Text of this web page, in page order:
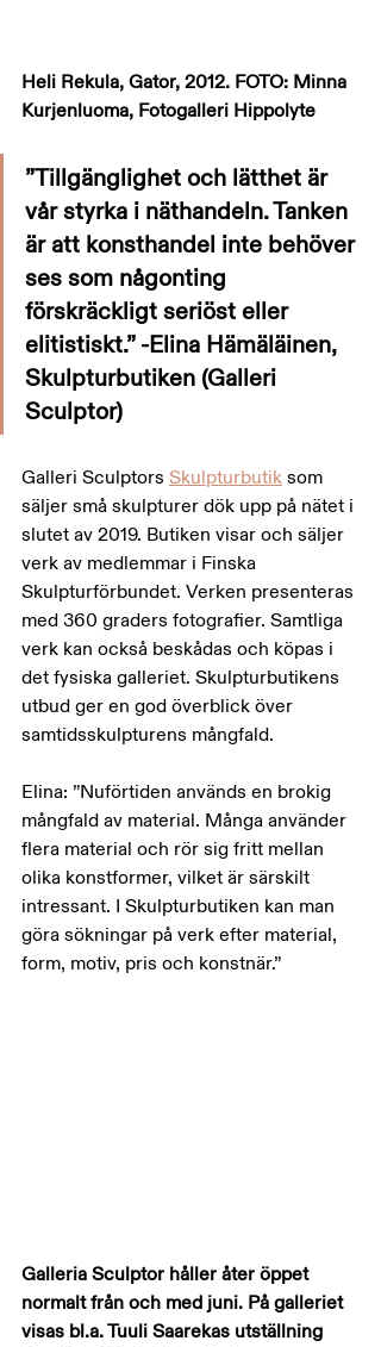
Heli Rekula, Gator, 2012. FOTO: Minna
Kurjenluoma, Fotogalleri Hippolyte
”Tillgänglighet och lätthet är
vår styrka i näthandeln. Tanken
är att konsthandel inte behöver
ses som någonting
förskräckligt seriöst eller
elitistiskt.” -Elina Hämäläinen,
Skulpturbutiken (Galleri
Sculptor)
Galleri Sculptors Skulpturbutik som
säljer små skulpturer dök upp på nätet i
slutet av 2019. Butiken visar och säljer
verk av medlemmar i Finska
Skulpturförbundet. Verken presenteras
med 360 graders fotografier. Samtliga
verk kan också beskådas och köpas i
det fysiska galleriet. Skulpturbutikens
utbud ger en god överblick över
samtidsskulpturens mångfald.
Elina: ”Nuförtiden används en brokig
mångfald av material. Många använder
flera material och rör sig fritt mellan
olika konstformer, vilket är särskilt
intressant. I Skulpturbutiken kan man
göra sökningar på verk efter material,
form, motiv, pris och konstnär.”
Galleria Sculptor håller åter öppet
normalt från och med juni. På galleriet
visas bl.a. Tuuli Saarekas utställning